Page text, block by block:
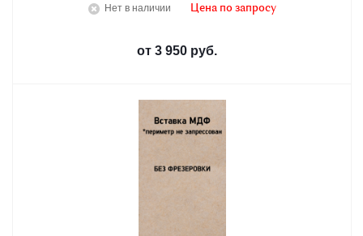
Нет в наличии Цена по запросу
от 3 950 руб.